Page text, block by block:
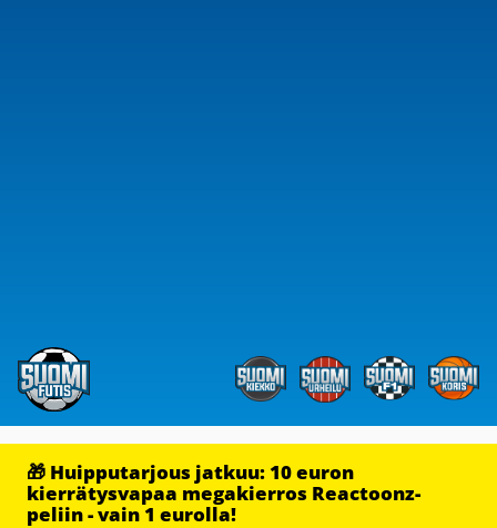
🎁 Huipputarjous jatkuu: 10 euron
kierrätysvapaa megakierros Reactoonz-
peliin - vain 1 eurolla!